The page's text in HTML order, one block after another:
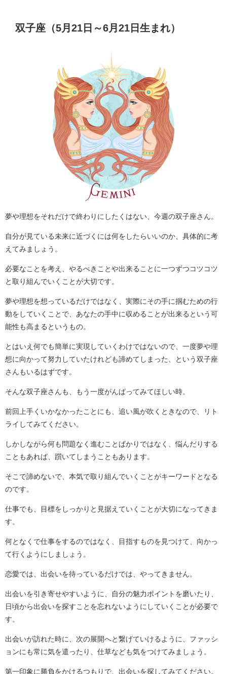
双子座（5月21日～6月21日生まれ）
夢や理想をそれだけで終わりにしたくはない、今週の双子座さん。
自分が見ている未来に近づくには何をしたらいいのか、具体的に考
えてみましょう。
必要なことを考え、やるべきことや出来ることに一つずつコツコツ
と取り組んでいくことが大切です。
夢や理想を想っているだけではなく、実際にその手に掴むための行
動をしていくことで、あなたの手中に収めることが出来るという可
能性も高まるというもの。
とはいえ何でも簡単に実現していくわけではないので、一度夢や理
想に向かって努力していたけれども諦めてしまった、という双子座
さんもいるはずです。
そんな双子座さんも、もう一度がんばってみてほしい時。
前回上手くいかなかったことにも、追い風が吹くときなので、リト
ライしてみてください。
しかしながら何も問題なく進むことばかりではなく、悩んだりする
こともあれば、躓いてしまうこともあります。
そこで諦めないで、本気で取り組んでいくことがキーワードとなる
のです。
仕事でも、目標をしっかりと見据えていくことが大切になってきま
す。
何となくで仕事をするのではなく、目指すものを見つけて、向かっ
て行くようにしましょう。
恋愛では、出会いを待っているだけでは、やってきません。
出会いを引き寄せやすいように、自分の魅力ポイントを磨いたり、
日頃から出会いを探すことを忘れないようにしていくことが必要で
す。
出会いが訪れた時に、次の展開へと繋げていけるように、ファッシ
ョンにも常に気を遣ったり、仕草なども気をつけてみましょう。
第一印象に勝負をかけるつもりで、出会いを探してみてください。